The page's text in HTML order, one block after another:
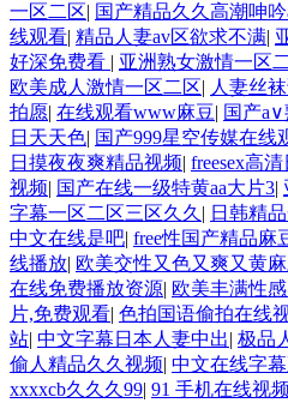
一区二区| 国产精品久久高潮呻
线观看| 精品人妻av区欲求不满|
好深免费看 | 亚洲熟女激情一区
欧美成人激情一区二区| 人妻丝
拍愿| 在线观看www麻豆| 国产
日天天色| 国产999星空传媒在线
日摸夜夜爽精品视频| freesex高
视频| 国产在线一级特黄aa大片3|
字幕一区二区三区久久 | 日韩精
中文在线是吧| free性国产精品麻
线播放| 欧美交性又色又爽又黄
在线免费播放资源| 欧美丰满性
片,免费观看| 色拍国语偷拍在线
站| 中文字幕日本人妻中出| 极品
偷人精品久久视频| 中文在线字
xxxxcb久久久99| 91 手机在线视频